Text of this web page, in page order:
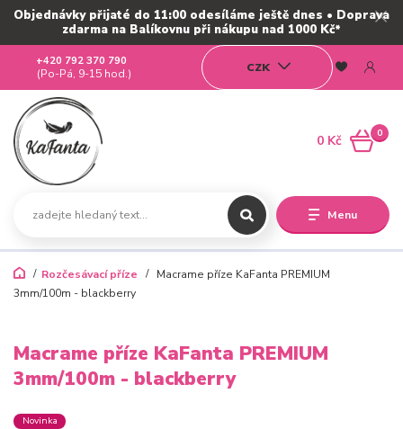
Objednávky přijaté do 11:00 odesíláme ještě dnes • Doprava
zdarma na Balíkovnu při nákupu nad 1000 Kč*
Menu
CZK
+420 792 370 790
(Po-Pá, 9-15 hod.)
0
0 Kč
Rozčesávací příze
Macrame příze KaFanta PREMIUM
3mm/100m - blackberry
Macrame příze KaFanta PREMIUM
3mm/100m - blackberry
Novinka